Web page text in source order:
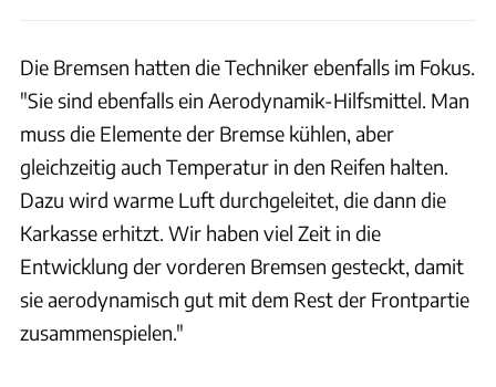
Die Bremsen hatten die Techniker ebenfalls im Fokus.
"Sie sind ebenfalls ein Aerodynamik-Hilfsmittel. Man
muss die Elemente der Bremse kühlen, aber
gleichzeitig auch Temperatur in den Reifen halten.
Dazu wird warme Luft durchgeleitet, die dann die
Karkasse erhitzt. Wir haben viel Zeit in die
Entwicklung der vorderen Bremsen gesteckt, damit
sie aerodynamisch gut mit dem Rest der Frontpartie
zusammenspielen."